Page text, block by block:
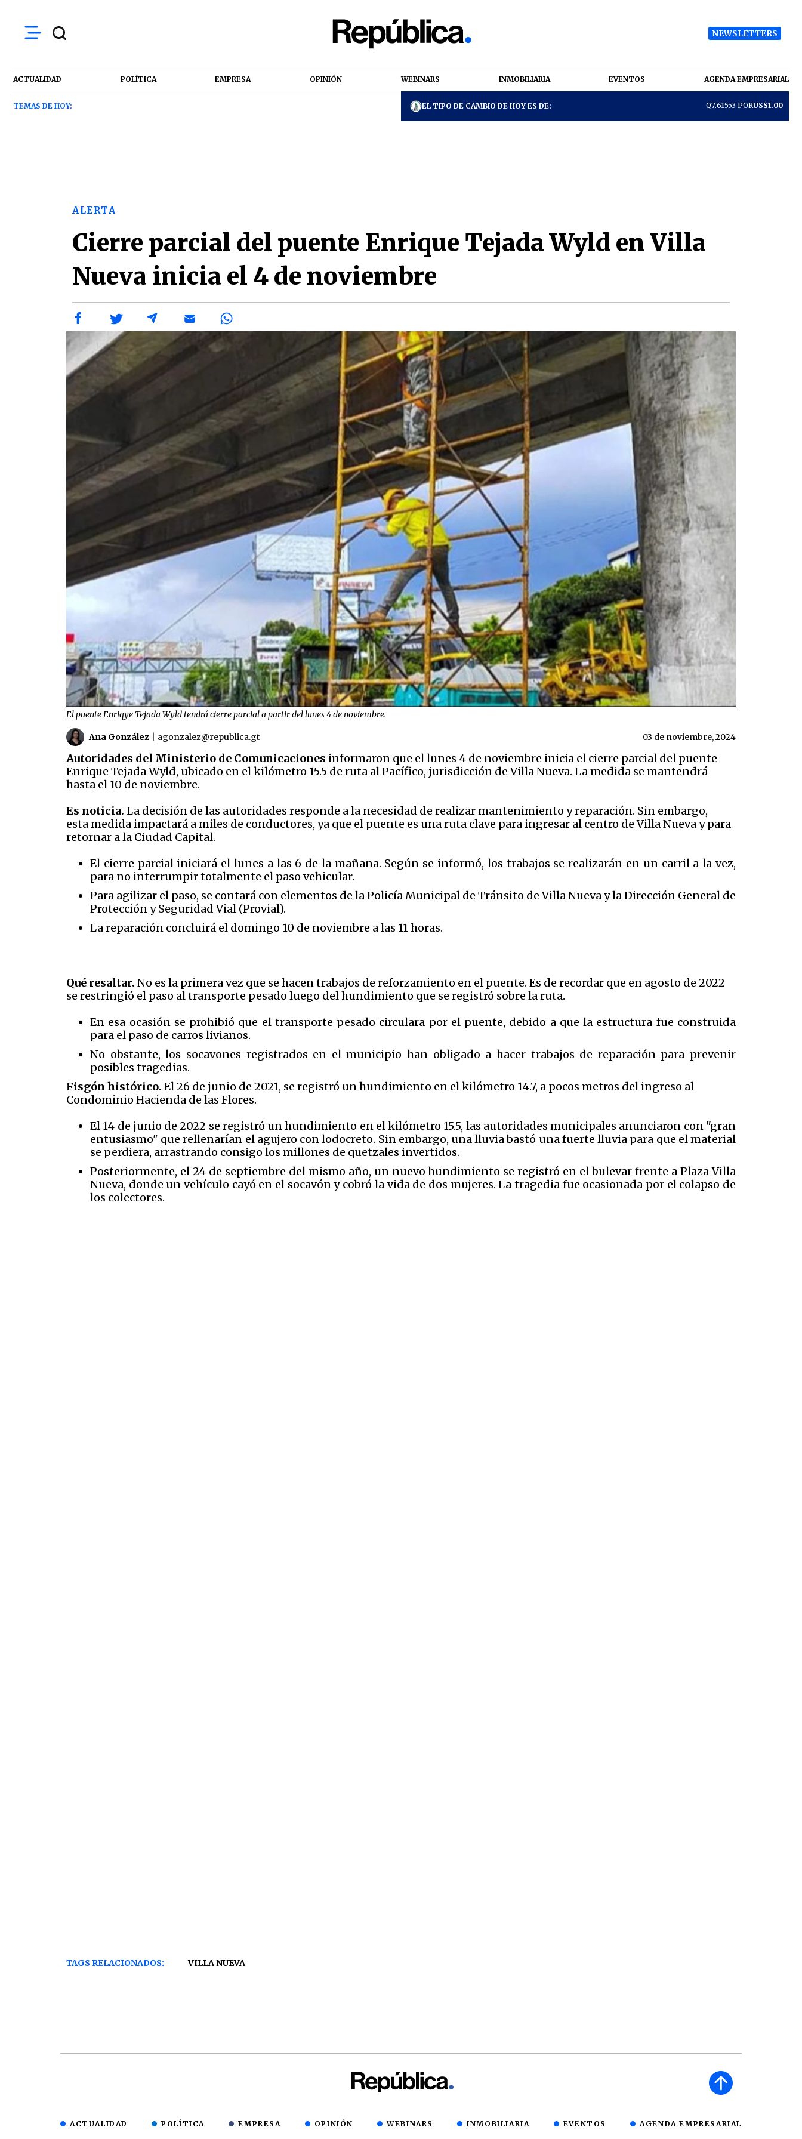
NEWSLETTERS
ACTUALIDAD POLÍTICA EMPRESA OPINIÓN WEBINARS INMOBILIARIA EVENTOS AGENDA EMPRESARIAL
TEMAS DE HOY: EL TIPO DE CAMBIO DE HOY ES DE: Q7.61553 PORUS$1.00
ALERTA
Cierre parcial del puente Enrique Tejada Wyld en Villa
Nueva inicia el 4 de noviembre
El puente Enriqye Tejada Wyld tendrá cierre parcial a partir del lunes 4 de noviembre.
Ana González agonzalez@republica.gt 03 de noviembre, 2024
Autoridades del Ministerio de Comunicaciones informaron que el lunes 4 de noviembre inicia el cierre parcial del puente
Enrique Tejada Wyld, ubicado en el kilómetro 15.5 de ruta al Pacífico, jurisdicción de Villa Nueva. La medida se mantendrá
hasta el 10 de noviembre.
Es noticia. La decisión de las autoridades responde a la necesidad de realizar mantenimiento y reparación. Sin embargo,
esta medida impactará a miles de conductores, ya que el puente es una ruta clave para ingresar al centro de Villa Nueva y para
retornar a la Ciudad Capital.
El cierre parcial iniciará el lunes a las 6 de la mañana. Según se informó, los trabajos se realizarán en un carril a la vez,
para no interrumpir totalmente el paso vehicular.
Para agilizar el paso, se contará con elementos de la Policía Municipal de Tránsito de Villa Nueva y la Dirección General de
Protección y Seguridad Vial (Provial).
La reparación concluirá el domingo 10 de noviembre a las 11 horas.
Qué resaltar. No es la primera vez que se hacen trabajos de reforzamiento en el puente. Es de recordar que en agosto de 2022
se restringió el paso al transporte pesado luego del hundimiento que se registró sobre la ruta.
En esa ocasión se prohibió que el transporte pesado circulara por el puente, debido a que la estructura fue construida
para el paso de carros livianos.
No obstante, los socavones registrados en el municipio han obligado a hacer trabajos de reparación para prevenir
posibles tragedias.
Fisgón histórico. El 26 de junio de 2021, se registró un hundimiento en el kilómetro 14.7, a pocos metros del ingreso al
Condominio Hacienda de las Flores.
El 14 de junio de 2022 se registró un hundimiento en el kilómetro 15.5, las autoridades municipales anunciaron con "gran
entusiasmo" que rellenarían el agujero con lodocreto. Sin embargo, una lluvia bastó una fuerte lluvia para que el material
se perdiera, arrastrando consigo los millones de quetzales invertidos.
Posteriormente, el 24 de septiembre del mismo año, un nuevo hundimiento se registró en el bulevar frente a Plaza Villa
Nueva, donde un vehículo cayó en el socavón y cobró la vida de dos mujeres. La tragedia fue ocasionada por el colapso de
los colectores.
TAGS RELACIONADOS: VILLA NUEVA
ACTUALIDAD POLÍTICA EMPRESA OPINIÓN WEBINARS INMOBILIARIA EVENTOS AGENDA EMPRESARIAL